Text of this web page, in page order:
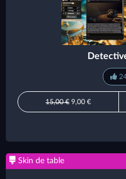
15,00 € 9,00 €
Skin de table